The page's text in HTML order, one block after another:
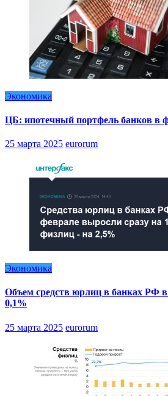
Экономика
ЦБ: ипотечный портфель банков в
25 марта 2025 eurorum
Экономика
Объем средств юрлиц в банках РФ
0,1%
25 марта 2025 eurorum